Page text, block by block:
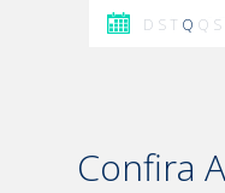
D S T Q Q S
Confira